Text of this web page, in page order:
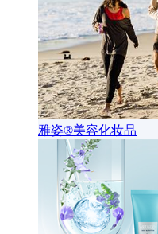
雅姿®美容化妆品